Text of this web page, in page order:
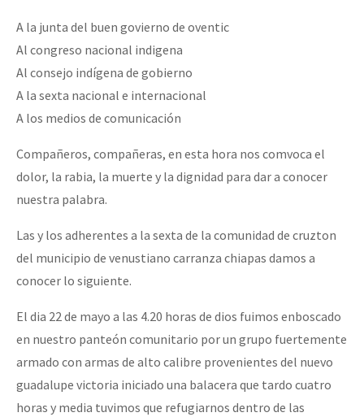
Otras secciones
Semillero Guerra contra la Humanidad. (Las poblaciones y
la naturaleza bajo asedio)
Eventos
Contacto
A la junta del buen govierno de oventic
Al congreso nacional indigena
Al consejo indígena de gobierno
A la sexta nacional e internacional
A los medios de comunicación
Compañeros, compañeras, en esta hora nos comvoca el
dolor, la rabia, la muerte y la dignidad para dar a conocer
nuestra palabra.
Las y los adherentes a la sexta de la comunidad de cruzton
del municipio de venustiano carranza chiapas damos a
conocer lo siguiente.
El dia 22 de mayo a las 4.20 horas de dios fuimos enboscado
en nuestro panteón comunitario por un grupo fuertemente
armado con armas de alto calibre provenientes del nuevo
guadalupe victoria iniciado una balacera que tardo cuatro
horas y media tuvimos que refugiarnos dentro de las